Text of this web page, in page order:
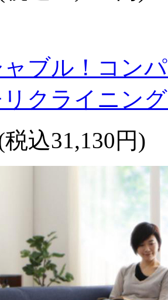
ブル！コン
リクライニン
込31,130円)